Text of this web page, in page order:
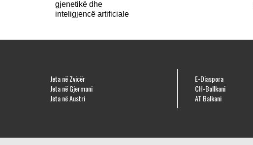
gjenetikë dhe
inteligjencë artificiale
Jeta në Zvicër
Jeta në Gjermani
Jeta në Austri
E-Diaspora
CH-Ballkani
AT Balkani